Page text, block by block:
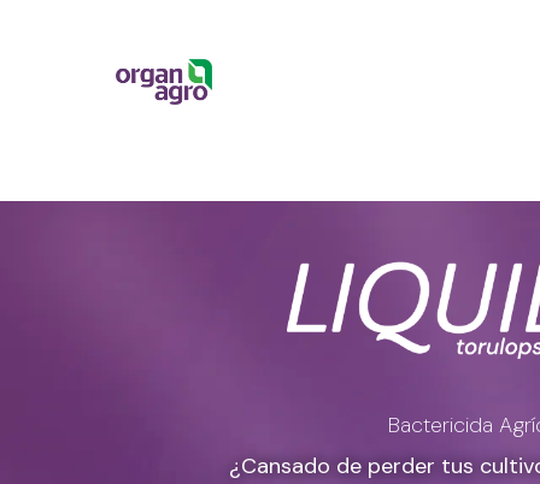
Bactericida
¿Cansado de perder tus